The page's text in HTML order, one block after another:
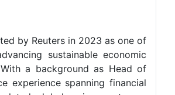
by Reuters in 2023 as one of
sustainable economic
a background as Head of
experience spanning financial